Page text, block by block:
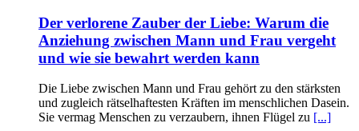
Der verlorene Zauber der Liebe: Warum die
Anziehung zwischen Mann und Frau vergeht
und wie sie bewahrt werden kann
Die Liebe zwischen Mann und Frau gehört zu den stärksten
und zugleich rätselhaftesten Kräften im menschlichen Dasein.
Sie vermag Menschen zu verzaubern, ihnen Flügel zu [...]